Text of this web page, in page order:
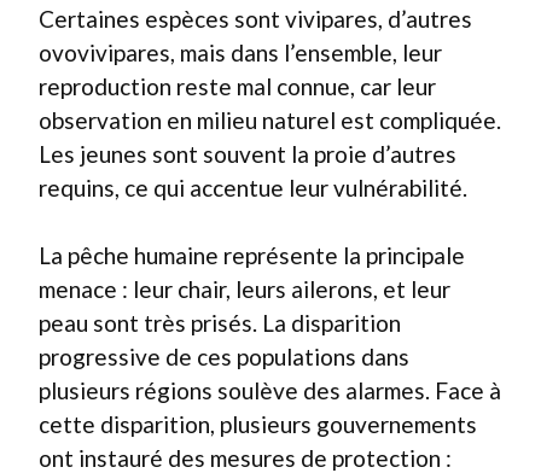
Certaines espèces sont vivipares, d’autres
ovovivipares, mais dans l’ensemble, leur
reproduction reste mal connue, car leur
observation en milieu naturel est compliquée.
Les jeunes sont souvent la proie d’autres
requins, ce qui accentue leur vulnérabilité.
La pêche humaine représente la principale
menace : leur chair, leurs ailerons, et leur
peau sont très prisés. La disparition
progressive de ces populations dans
plusieurs régions soulève des alarmes. Face à
cette disparition, plusieurs gouvernements
ont instauré des mesures de protection :